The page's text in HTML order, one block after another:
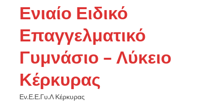
Ενιαίο Ειδικό
Επαγγελματικό
Γυμνάσιο – Λύκειο
Κέρκυρας
Εν.Ε.Ε.Γυ.Λ Κέρκυρας